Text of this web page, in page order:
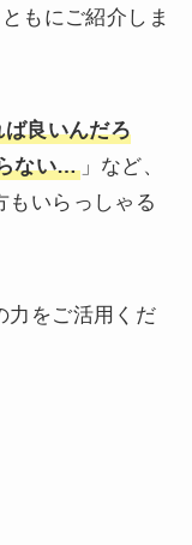
もにご紹介しま
良いんだろ
ない…」など、
もいらっしゃる
力をご活用くだ